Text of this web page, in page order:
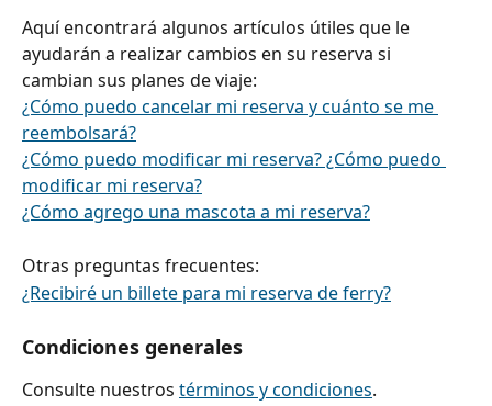
Aquí encontrará algunos artículos útiles que le
ayudarán a realizar cambios en su reserva si
cambian sus planes de viaje:
¿Cómo puedo cancelar mi reserva y cuánto se me
reembolsará?
¿Cómo puedo modificar mi reserva? ¿Cómo puedo
modificar mi reserva?
¿Cómo agrego una mascota a mi reserva?
Otras preguntas frecuentes:
¿Recibiré un billete para mi reserva de ferry?
Condiciones generales
Consulte nuestros términos y condiciones.